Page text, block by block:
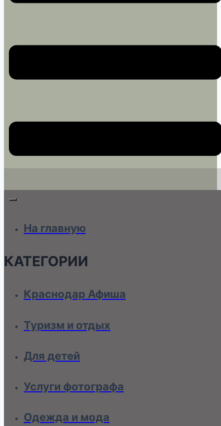
На главную
КАТЕГОРИИ
Краснодар Афиша
Туризм и отдых
Для детей
Услуги фотографа
Одежда и мода